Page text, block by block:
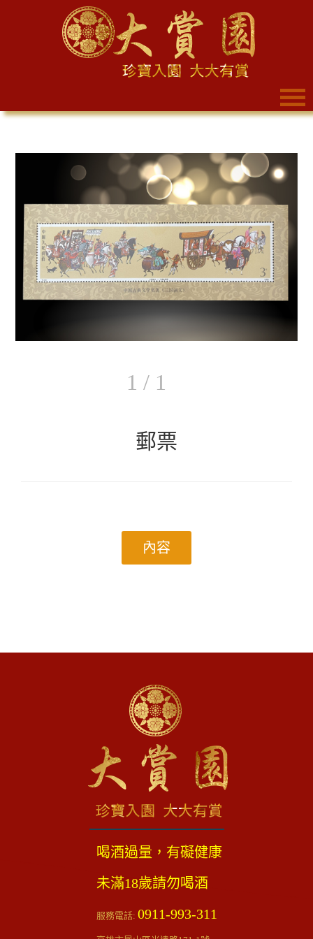
1 / 1
郵票
內容
喝酒過量，有礙健康
未滿18歲請勿喝酒
服務電話: 0911-993-311